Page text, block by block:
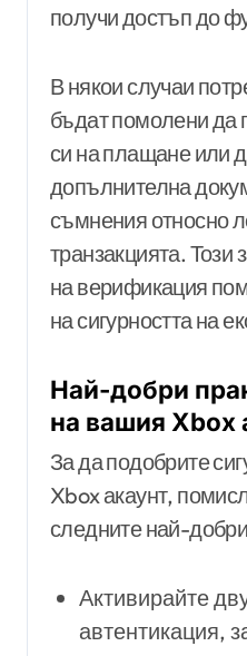
получи достъп до
В някои случаи
бъдат помолени да
си на плащане или
допълнителна
съмнения относно
транзакцията. Този
на верификация
на сигурността на
Най-добри
на вашия Xbox
За да подобрите
Xbox акаунт,
следните най-
Активирайте
автентикация,